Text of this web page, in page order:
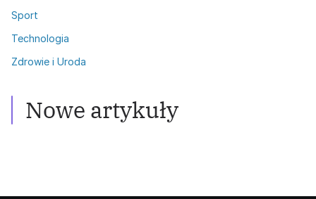
Sport
Technologia
Zdrowie i Uroda
Nowe artykuły
metody walki